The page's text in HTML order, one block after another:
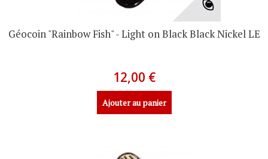
Géocoin "Rainbow Fish" - Light on Black Black Nickel LE
12,00 €
Ajouter au panier